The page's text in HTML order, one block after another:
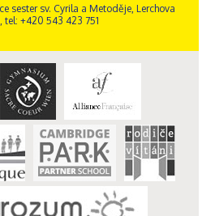
sester sv. Cyrila a Metoděje, Lerchova
+420 543 423 751